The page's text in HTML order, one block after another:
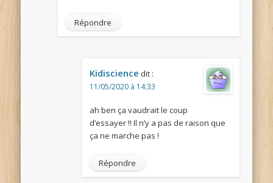
Répondre
Kidiscience dit :
11/05/2020 à 14:33
ah ben ça vaudrait le coup
d’essayer !! Il n’y a pas de raison que
ça ne marche pas !
Répondre